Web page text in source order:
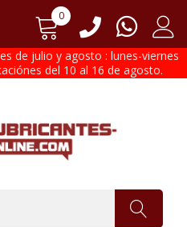
0
de julio y agosto : lunes-viernes
del 10 al 16 de agosto.